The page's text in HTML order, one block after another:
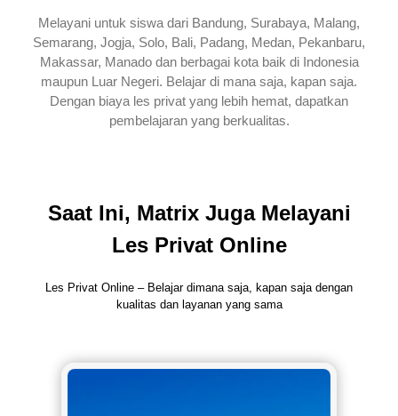
Melayani untuk siswa dari Bandung, Surabaya, Malang,
Semarang, Jogja, Solo, Bali, Padang, Medan, Pekanbaru,
Makassar, Manado dan berbagai kota baik di Indonesia
maupun Luar Negeri. Belajar di mana saja, kapan saja.
Dengan biaya les privat yang lebih hemat, dapatkan
pembelajaran yang berkualitas.
Saat Ini, Matrix Juga Melayani
Les Privat Online
Les Privat Online – Belajar dimana saja, kapan saja dengan
kualitas dan layanan yang sama